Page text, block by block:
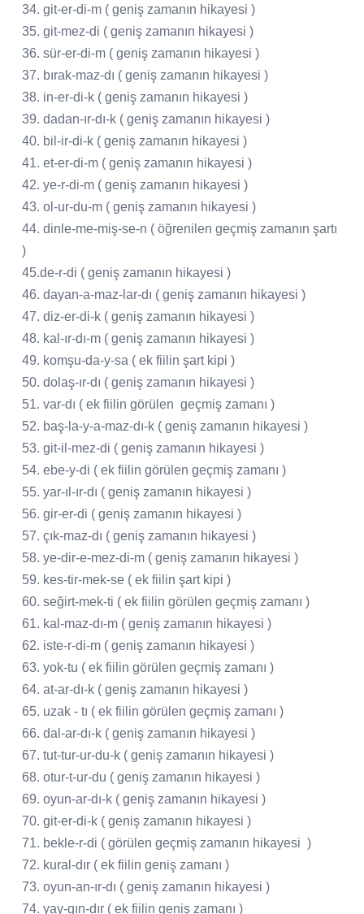
34. git-er-di-m ( geniş zamanın hikayesi )
35. git-mez-di ( geniş zamanın hikayesi )
36. sür-er-di-m ( geniş zamanın hikayesi )
37. bırak-maz-dı ( geniş zamanın hikayesi )
38. in-er-di-k ( geniş zamanın hikayesi )
39. dadan-ır-dı-k ( geniş zamanın hikayesi )
40. bil-ir-di-k ( geniş zamanın hikayesi )
41. et-er-di-m ( geniş zamanın hikayesi )
42. ye-r-di-m ( geniş zamanın hikayesi )
43. ol-ur-du-m ( geniş zamanın hikayesi )
44. dinle-me-miş-se-n ( öğrenilen geçmiş zamanın şartı
)
45.de-r-di ( geniş zamanın hikayesi )
46. dayan-a-maz-lar-dı ( geniş zamanın hikayesi )
47. diz-er-di-k ( geniş zamanın hikayesi )
48. kal-ır-dı-m ( geniş zamanın hikayesi )
49. komşu-da-y-sa ( ek fiilin şart kipi )
50. dolaş-ır-dı ( geniş zamanın hikayesi )
51. var-dı ( ek fiilin görülen geçmiş zamanı )
52. baş-la-y-a-maz-dı-k ( geniş zamanın hikayesi )
53. git-il-mez-di ( geniş zamanın hikayesi )
54. ebe-y-di ( ek fiilin görülen geçmiş zamanı )
55. yar-ıl-ır-dı ( geniş zamanın hikayesi )
56. gir-er-di ( geniş zamanın hikayesi )
57. çık-maz-dı ( geniş zamanın hikayesi )
58. ye-dir-e-mez-di-m ( geniş zamanın hikayesi )
59. kes-tir-mek-se ( ek fiilin şart kipi )
60. seğirt-mek-ti ( ek fiilin görülen geçmiş zamanı )
61. kal-maz-dı-m ( geniş zamanın hikayesi )
62. iste-r-di-m ( geniş zamanın hikayesi )
63. yok-tu ( ek fiilin görülen geçmiş zamanı )
64. at-ar-dı-k ( geniş zamanın hikayesi )
65. uzak - tı ( ek fiilin görülen geçmiş zamanı )
66. dal-ar-dı-k ( geniş zamanın hikayesi )
67. tut-tur-ur-du-k ( geniş zamanın hikayesi )
68. otur-t-ur-du ( geniş zamanın hikayesi )
69. oyun-ar-dı-k ( geniş zamanın hikayesi )
70. git-er-di-k ( geniş zamanın hikayesi )
71. bekle-r-di ( görülen geçmiş zamanın hikayesi )
72. kural-dır ( ek fiilin geniş zamanı )
73. oyun-an-ır-dı ( geniş zamanın hikayesi )
74. yay-gın-dır ( ek fiilin geniş zamanı )